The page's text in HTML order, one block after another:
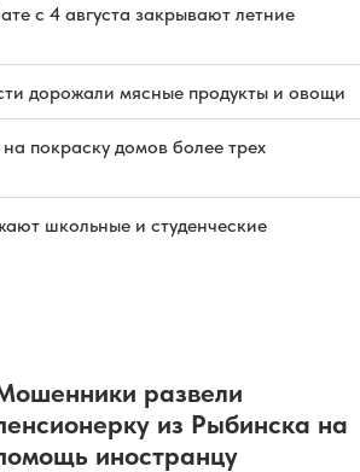
с 4 августа закрывают летние
дорожали мясные продукты и овощи
покраску домов более трех
школьные и студенческие
развели
из Рыбинска на
иностранцу